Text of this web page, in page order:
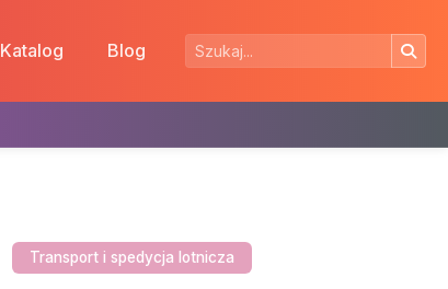
Katalog Blog
Transport i spedycja lotnicza